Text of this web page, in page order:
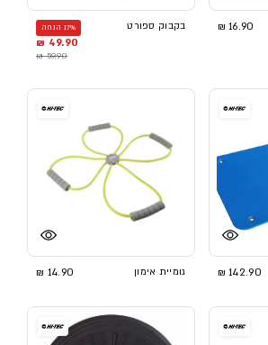
16.90 ₪ בקבוק ספורט 17% הנחה
49.90 ₪
59.90 ₪
142.90 ₪ גומיית אימון 14.90 ₪